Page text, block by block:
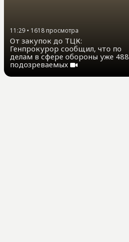
11:29 • 1618просмотра
От закупок до ТЦК:
Генпрокурор сообщил, что по
делам в сфере обороны уже 488
подозреваемых